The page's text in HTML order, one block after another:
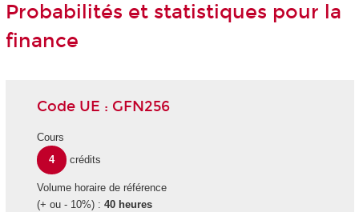
Probabilités et statistiques pour la
finance
Code UE : GFN256
Cours
4
crédits
Volume horaire de référence
(+ ou - 10%) : 40 heures